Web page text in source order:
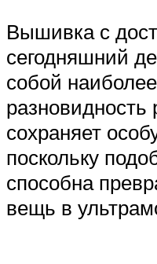
Вышивка с
сегодняшний
собой
разновидность
сохраняет
поскольку
способна
вещь в